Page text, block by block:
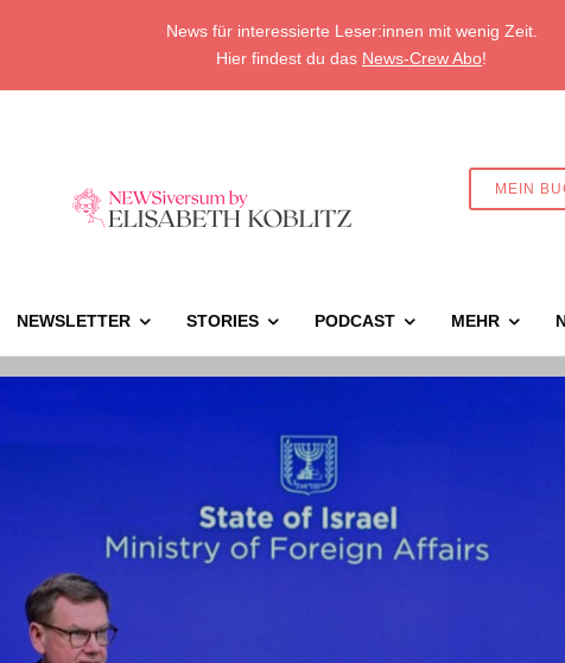
News für interessierte Leser:innen mit wenig Zeit.
Hier findest du das News-Crew Abo!
MEIN
NEWSLETTER STORIES PODCAST MEHR